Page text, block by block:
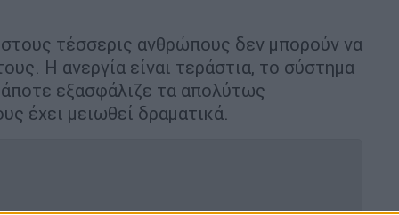
στους τέσσερις ανθρώπους δεν μπορούν να
Η ανεργία είναι τεράστια, το σύστημα
εξασφάλιζε τα απολύτως
έχει μειωθεί δραματικά.